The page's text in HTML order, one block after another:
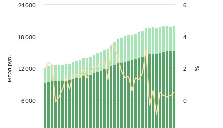
млрд руб. %
6 000
12 000
18 000
24 000
0
2
4
6